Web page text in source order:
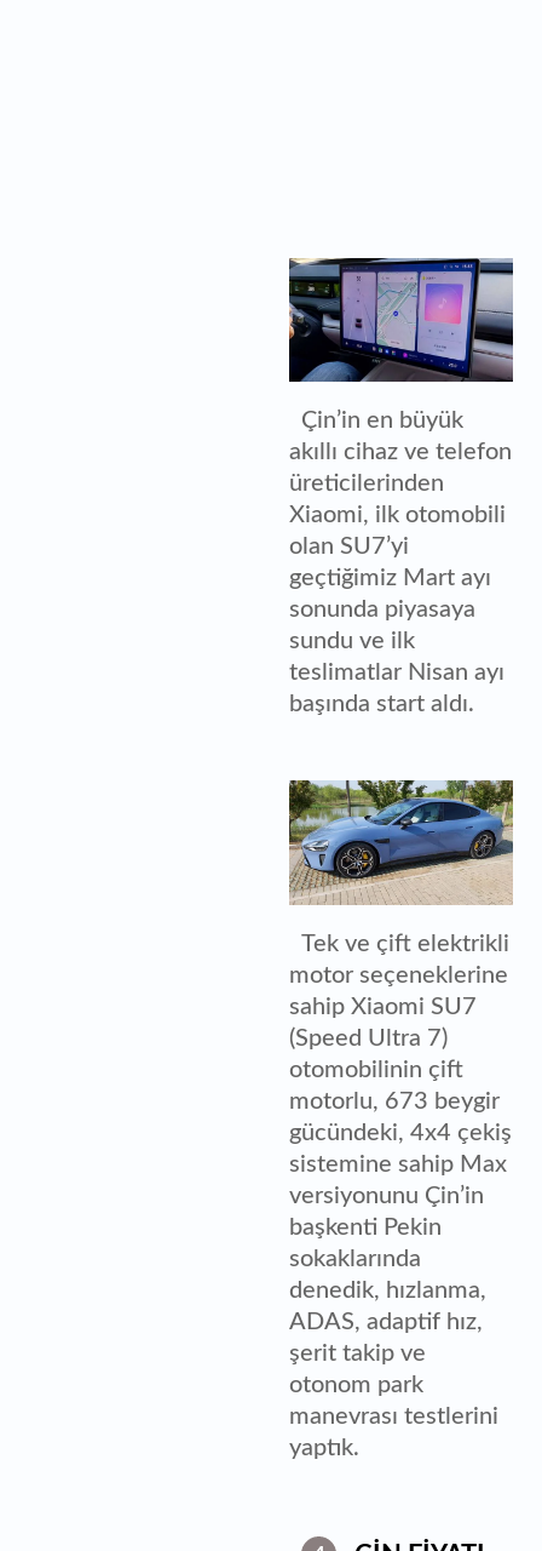
Çin’in en büyük
akıllı cihaz ve telefon
üreticilerinden
Xiaomi, ilk otomobili
olan SU7’yi
geçtiğimiz Mart ayı
sonunda piyasaya
sundu ve ilk
teslimatlar Nisan ayı
başında start aldı.
Tek ve çift elektrikli
motor seçeneklerine
sahip Xiaomi SU7
(Speed Ultra 7)
otomobilinin çift
motorlu, 673 beygir
gücündeki, 4x4 çekiş
sistemine sahip Max
versiyonunu Çin’in
başkenti Pekin
sokaklarında
denedik, hızlanma,
ADAS, adaptif hız,
şerit takip ve
otonom park
manevrası testlerini
yaptık.